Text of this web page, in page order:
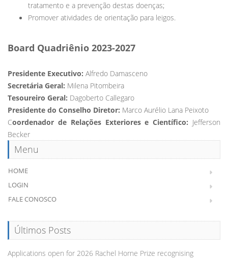
tratamento e a prevenção destas doenças;
Promover atividades de orientação para leigos.
Board Quadriênio 2023-2027
Presidente Executivo: Alfredo Damasceno
Secretária Geral: Milena Pitombeira
Tesoureiro Geral: Dagoberto Callegaro
Presidente do Conselho Diretor: Marco Aurélio Lana Peixoto
Coordenador de Relações Exteriores e Científico: Jefferson
Becker
Menu
HOME
LOGIN
FALE CONOSCO
Últimos Posts
Applications open for 2026 Rachel Horne Prize recognising